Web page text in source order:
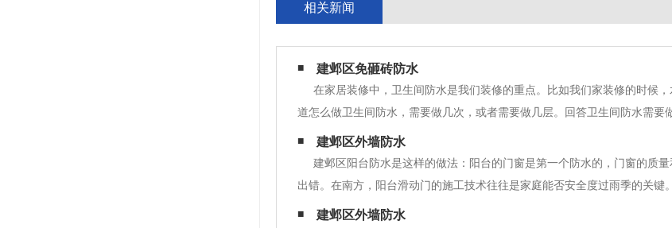
相关新闻
建邺区免砸砖防水
在家居装修中，卫生间防水是我们装修的重点。比如我们家装修的时候
道怎么做卫生间防水，需要做几次，或者需要做几层。回答卫生间防水需要
的防水。建邺区卫生间防水需要做多少层？卫生间防水，如果从整体结构
生间装修，因为我们的家居装修卫生间，属于第二
建邺区外墙防水
建邺区阳台防水是这样的做法：阳台的门窗是第一个防水的，门窗的质
出错。在南方，阳台滑动门的施工技术往往是家庭能否安全度过雨季的关键
向不错。如果阳台没有窗户或窗户防水不好，那么轮到第二条防水线。2.
建邺区外墙防水